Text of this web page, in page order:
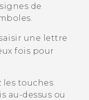
de
une lettre
fois pour
les touches
au-dessus ou